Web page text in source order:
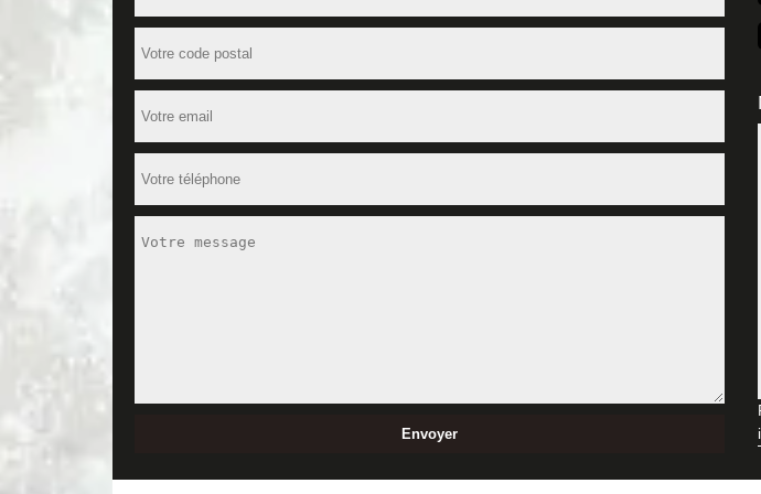
sa différence, ce prestataire peut créer le style qui vous correspond, pour mettre en
Papier peint : confiez sa pose à MD Rénovation
Vous souhaitez décorer vos murs avec du papier peint ? Faites appel à MD Rénovation.
soignée. Que vous optiez pour un papier peint classique, ou pour d’autres modèles
faire requis pour réussir leur pose sans aucun défaut. Afin de bénéficier de nos
muraux, adressez-vous à nos chargés de clientèle.
Comment choisir un professionnel en pose d’enduit intérieur ?
Devant le nombre incalculable de prestataires en peinture intérieure, il est difficile de
compétent, ou pour avoir le tarif d’enduisage de votre intérieur, il est conseillé de
peinture intérieure vont normalement vous le faire sans vous demander de frais.